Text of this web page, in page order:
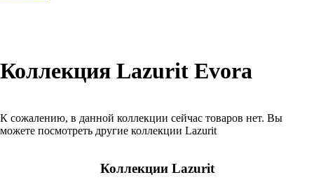
Коллекция Lazurit Evora
К сожалению, в данной коллекции сейчас товаров нет. Вы
можете посмотреть другие коллекции Lazurit
Коллекции Lazurit